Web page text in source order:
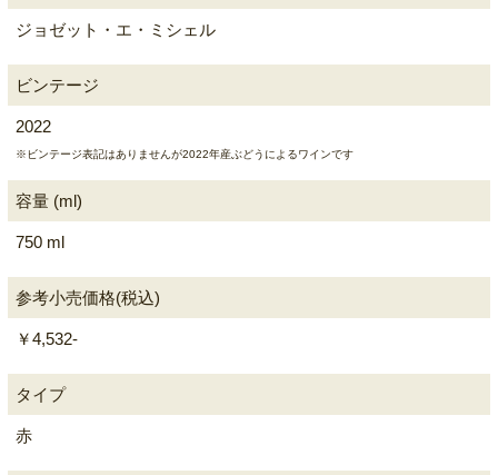
ジョゼット・エ・ミシェル
ビンテージ
2022
※ビンテージ表記はありませんが2022年産ぶどうによるワインです
容量 (ml)
750 ml
参考小売価格(税込)
￥4,532-
タイプ
赤